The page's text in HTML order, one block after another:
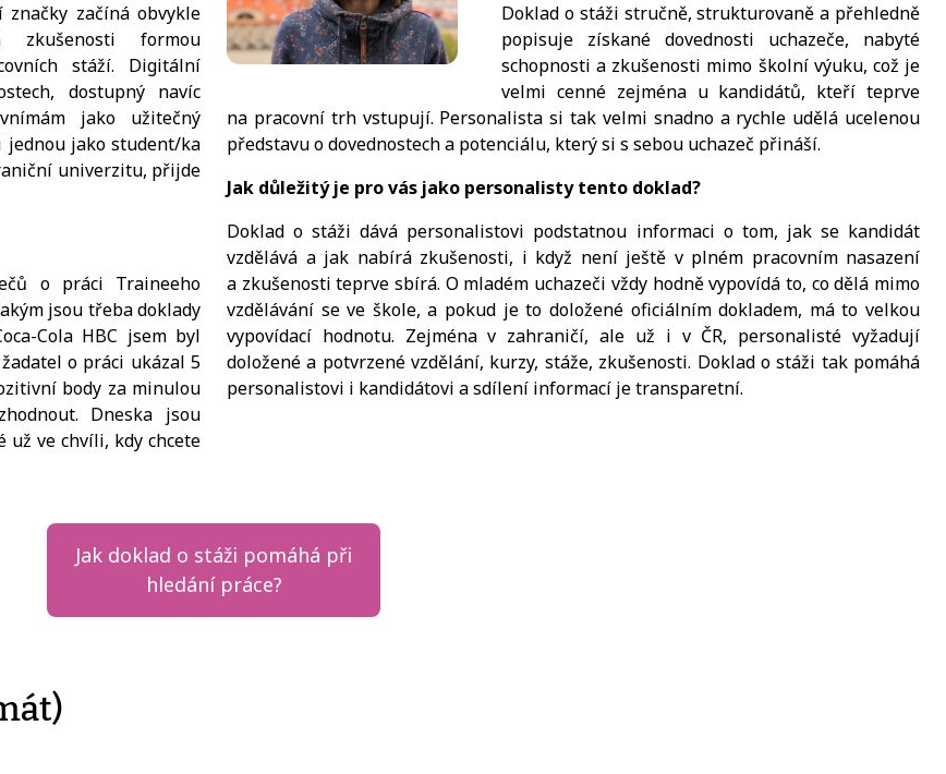
začíná obvykle
formou
stáží. Digitální
dostupný navíc
jako užitečný
jednou jako student/ka
univerzitu, přijde
o práci Traineeho
jsou třeba doklady
Cola HBC jsem byl
o práci ukázal 5
body za minulou
Dneska jsou
už ve chvíli, kdy chcete
Doklad o stáži stručně, strukturovaně a přehledně
popisuje získané dovednosti uchazeče, nabyté
schopnosti a zkušenosti mimo školní výuku, což je
velmi cenné zejména u kandidátů, kteří teprve
na pracovní trh vstupují. Personalista si tak velmi snadno a rychle udělá ucelenou
představu o dovednostech a potenciálu, který si s sebou uchazeč přináší.
Jak důležitý je pro vás jako personalisty tento doklad?
Doklad o stáži dává personalistovi podstatnou informaci o tom, jak se kandidát
vzdělává a jak nabírá zkušenosti, i když není ještě v plném pracovním nasazení
a zkušenosti teprve sbírá. O mladém uchazeči vždy hodně vypovídá to, co dělá mimo
vzdělávání se ve škole, a pokud je to doložené oficiálním dokladem, má to velkou
vypovídací hodnotu. Zejména v zahraničí, ale už i v ČR, personalisté vyžadují
doložené a potvrzené vzdělání, kurzy, stáže, zkušenosti. Doklad o stáži tak pomáhá
personalistovi i kandidátovi a sdílení informací je transparetní.
Jak doklad o stáži pomáhá při
hledání práce?